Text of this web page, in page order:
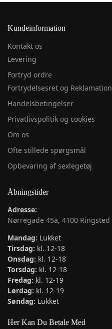
Kundeinformation
Kontakt os
Levering
Fortryd ordre
Fortrydelsesret og Reklamation
Handelsbetingelser
Privatlivspolitik og cookies
Om os
Ofte stillede spørgsmål
Opbevaring af sexlegetøj
Åbningstider
Adresse:
Nørregade 45a, 4100 Ringsted
Mandag: Lukket
Tirsdag: kl. 12-18
Onsdag: kl. 12-18
Torsdag: kl. 12-18
Fredag: kl. 12-19
Lørdag: kl. 12-19
Søndag: Lukket
Her Kan Du Betale Med